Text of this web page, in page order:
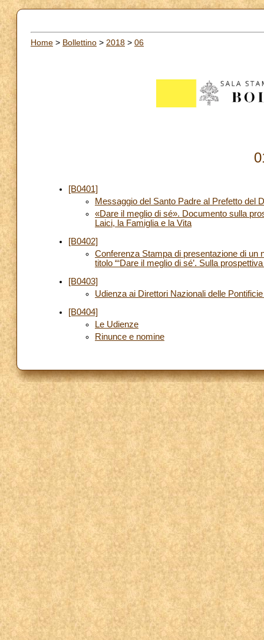
Home > Bollettino > 2018 > 06
[B0401]
Messaggio del Santo Padre al Prefetto del
«Dare il meglio di sé». Documento sulla
Laici, la Famiglia e la Vita
[B0402]
Conferenza Stampa di presentazione di un
titolo “‘Dare il meglio di sé’. Sulla
[B0403]
Udienza ai Direttori Nazionali delle
[B0404]
Le Udienze
Rinunce e nomine